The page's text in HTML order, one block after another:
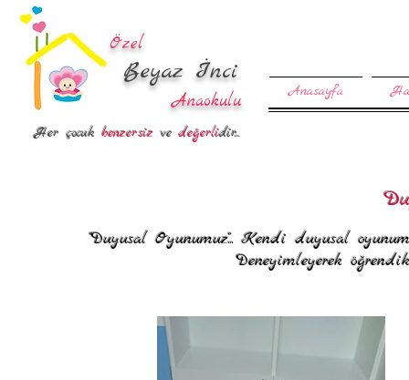
Özel
Beyaz İnci
Anaokulu Anasayfa
Her çocukbenzersizvedeğerlidir...
"Duyusal Oyunumuz"... Kendi duyusal
Deneyimleyerek